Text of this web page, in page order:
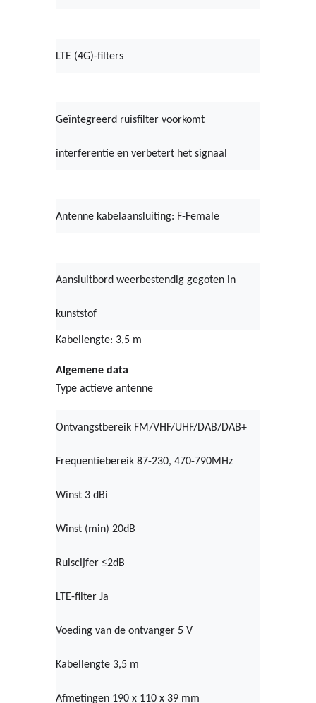
LTE (4G)-filters
Geïntegreerd ruisfilter voorkomt
interferentie en verbetert het signaal
Antenne kabelaansluiting: F-Female
Aansluitbord weerbestendig gegoten in
kunststof
Kabellengte: 3,5 m
Algemene data
Type actieve antenne
Ontvangstbereik FM/VHF/UHF/DAB/DAB+
Frequentiebereik 87-230, 470-790MHz
Winst 3 dBi
Winst (min) 20dB
Ruiscijfer ≤2dB
LTE-filter Ja
Voeding van de ontvanger 5 V
Kabellengte 3,5 m
Afmetingen 190 x 110 x 39 mm